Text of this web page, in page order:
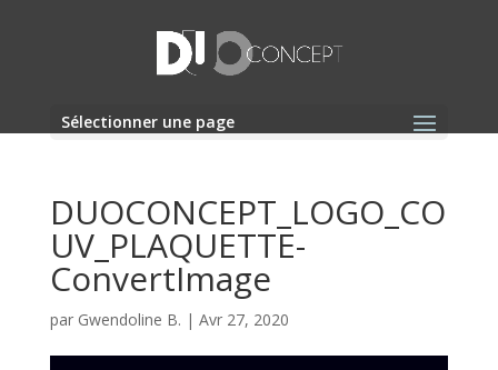
Sélectionner une page
DUOCONCEPT_LOGO_CO
UV_PLAQUETTE-
ConvertImage
par Gwendoline B. | Avr 27, 2020